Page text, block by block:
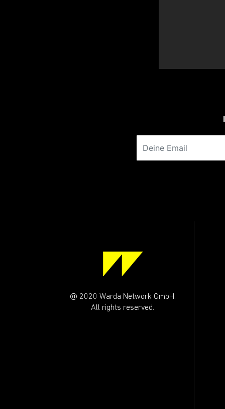
@ 2020 Warda Network GmbH.
All rights reserved.